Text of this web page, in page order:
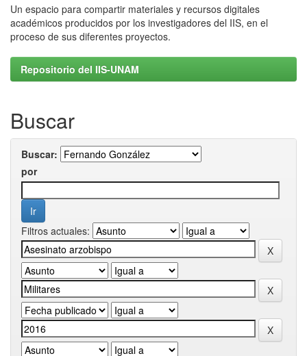
Un espacio para compartir materiales y recursos digitales
académicos producidos por los investigadores del IIS, en el
proceso de sus diferentes proyectos.
Repositorio del IIS-UNAM
Buscar
Buscar:
por
Filtros actuales: